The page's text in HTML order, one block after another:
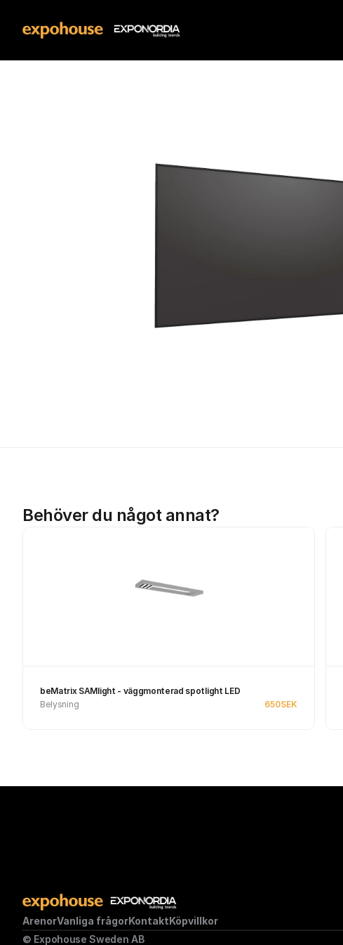
Behöver du något annat?
beMatrix SAMlight - väggmonterad spotlight LED
Belysning
650SEK
ArenorVanliga frågorKontaktKöpvillkor
© Expohouse Sweden AB